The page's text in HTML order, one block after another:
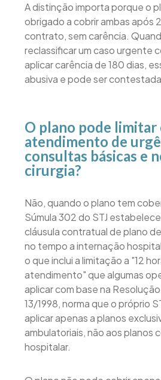
A distinção importa porque o
obrigado a cobrir ambas após
contrato, sem carência.
reclassificar um caso urgente
aplicar carência de 180 dias,
abusiva e pode ser
O plano pode limitar
atendimento de
consultas básicas e
cirurgia?
Não, quando o plano tem
Súmula 302 do STJ
cláusula contratual de plano
no tempo a internação
o que inclui a limitação a "12
atendimento" que algumas
aplicar com base na
13/1998, norma que o próprio
aplicar apenas a planos
ambulatoriais, não aos planos
hospitalar.